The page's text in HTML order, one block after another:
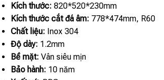
Kích thước: 820*520*230mm
Kích thước cắt đá âm: 778*474mm, R60
Chất liệu: Inox 304
Độ dày: 1.2mm
Bề mặt: Vân siêu mịn
Bảo hành: 10 năm